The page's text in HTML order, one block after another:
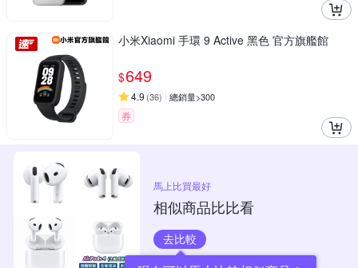
小米Xiaomi 手環 9 Active 黑色 官方旗艦館
$649
4.9 (36) 總銷量>300
券
馬上比買最好
相似商品比比看
去比較